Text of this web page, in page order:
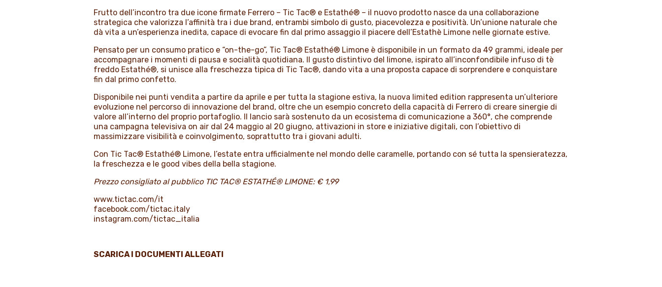
Frutto dell’incontro tra due icone firmate Ferrero – Tic Tac® e Estathé® – il nuovo prodotto nasce da una collaborazione
strategica che valorizza l’affinità tra i due brand, entrambi simbolo di gusto, piacevolezza e positività. Un’unione naturale che
dà vita a un’esperienza inedita, capace di evocare fin dal primo assaggio il piacere dell’Estathè Limone nelle giornate estive.
Pensato per un consumo pratico e “on-the-go”, Tic Tac® Estathé® Limone è disponibile in un formato da 49 grammi, ideale per
accompagnare i momenti di pausa e socialità quotidiana. Il gusto distintivo del limone, ispirato all’inconfondibile infuso di tè
freddo Estathé®, si unisce alla freschezza tipica di Tic Tac®, dando vita a una proposta capace di sorprendere e conquistare
fin dal primo confetto.
Disponibile nei punti vendita a partire da aprile e per tutta la stagione estiva, la nuova limited edition rappresenta un’ulteriore
evoluzione nel percorso di innovazione del brand, oltre che un esempio concreto della capacità di Ferrero di creare sinergie di
valore all’interno del proprio portafoglio. Il lancio sarà sostenuto da un ecosistema di comunicazione a 360°, che comprende
una campagna televisiva on air dal 24 maggio al 20 giugno, attivazioni in store e iniziative digitali, con l’obiettivo di
massimizzare visibilità e coinvolgimento, soprattutto tra i giovani adulti.
Con Tic Tac® Estathé® Limone, l’estate entra ufficialmente nel mondo delle caramelle, portando con sé tutta la spensieratezza,
la freschezza e le good vibes della bella stagione.
Prezzo consigliato al pubblico TIC TAC® ESTATHÉ® LIMONE: € 1,99
www.tictac.com/it
facebook.com/tictac.italy
instagram.com/tictac_italia
SCARICA I DOCUMENTI ALLEGATI